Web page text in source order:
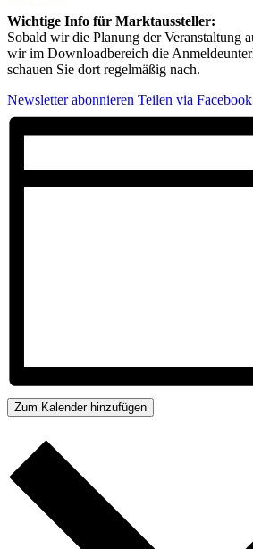
Wichtige Info für Marktaussteller:
Sobald wir die Planung der Veranstaltung
wir im Downloadbereich die
schauen Sie dort regelmäßig nach.
Newsletter abonnieren Teilen via Facebook
Zum Kalender hinzufügen